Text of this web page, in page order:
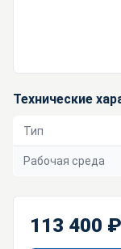
Технические
Тип
Рабочая среда
113 400 ₽